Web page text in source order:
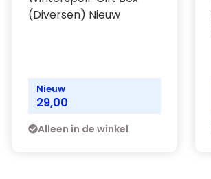
(Diversen) Nieuw
Nieuw
29,00
Alleen in de winkel